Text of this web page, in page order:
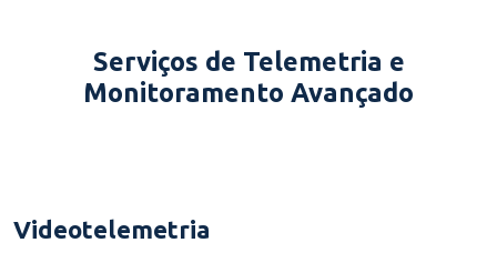
Serviços de Telemetria e
Monitoramento Avançado
Videotelemetria